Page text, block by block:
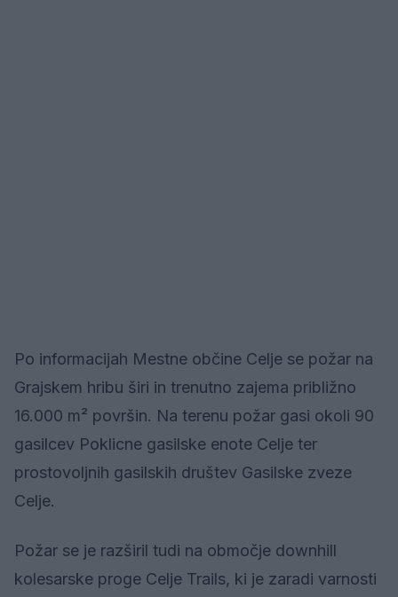
Po informacijah Mestne občine Celje se požar na
Grajskem hribu širi in trenutno zajema približno
16.000 m² površin. Na terenu požar gasi okoli 90
gasilcev Poklicne gasilske enote Celje ter
prostovoljnih gasilskih društev Gasilske zveze
Celje.
Požar se je razširil tudi na območje downhill
kolesarske proge Celje Trails, ki je zaradi varnosti